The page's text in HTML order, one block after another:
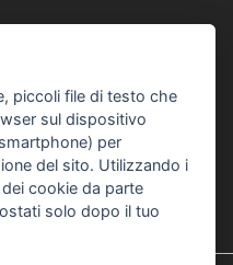
Zonarelli
piccoli file di testo che
sul dispositivo
per
del sito. Utilizzando i
cookie da parte
solo dopo il tuo